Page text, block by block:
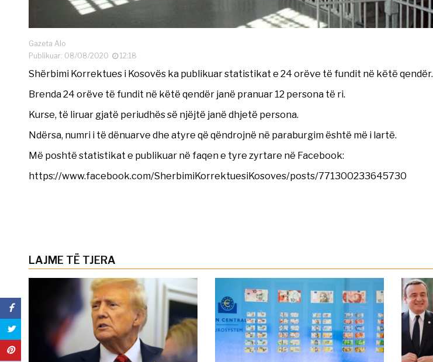
Gazeta Alo
Publikuar: 08/08/2020
12:18
Shërbimi Korrektues i Kosovës ka publikuar statistikat e 24 orëve të fundit në këtë qendër.
Brenda 24 orëve të fundit në këtë qendër janë pranuar 12 persona të ri.
Kurse, të liruar gjatë periudhës së njëjtë janë dhjetë persona.
Ndërsa, numri i të dënuarve dhe atyre që qëndrojnë në paraburgim është më i lartë.
Më poshtë statistikat e publikuar në faqen e tyre zyrtare në Facebook:
https://www.facebook.com/SherbimiKorrektuesiKosoves/posts/771300233645730
LAJME TË TJERA